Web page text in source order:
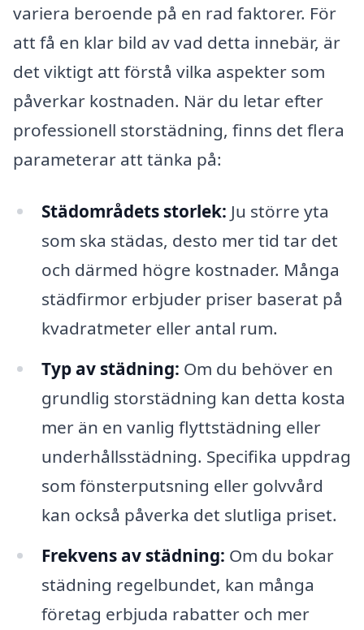
variera beroende på en rad faktorer. För
att få en klar bild av vad detta innebär, är
det viktigt att förstå vilka aspekter som
påverkar kostnaden. När du letar efter
professionell storstädning, finns det flera
parameterar att tänka på:
Städområdets storlek: Ju större yta
som ska städas, desto mer tid tar det
och därmed högre kostnader. Många
städfirmor erbjuder priser baserat på
kvadratmeter eller antal rum.
Typ av städning: Om du behöver en
grundlig storstädning kan detta kosta
mer än en vanlig flyttstädning eller
underhållsstädning. Specifika uppdrag
som fönsterputsning eller golvvård
kan också påverka det slutliga priset.
Frekvens av städning: Om du bokar
städning regelbundet, kan många
företag erbjuda rabatter och mer